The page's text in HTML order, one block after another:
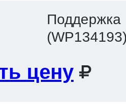
Поддержка
цену